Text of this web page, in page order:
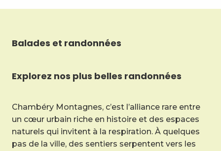
Balades et randonnées
Explorez nos plus belles randonnées
Chambéry Montagnes, c’est l’alliance rare entre
un cœur urbain riche en histoire et des espaces
naturels qui invitent à la respiration. À quelques
pas de la ville, des sentiers serpentent vers les